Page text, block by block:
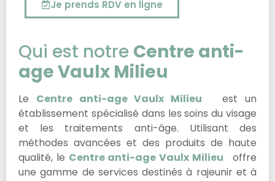
Je prends RDV en ligne
Qui est notre Centre anti-
age Vaulx Milieu
Le Centre anti-age Vaulx Milieu
est un
établissement spécialisé dans les soins du visage
et les traitements anti-âge. Utilisant des
méthodes avancées et des produits de haute
qualité, le Centre anti-age Vaulx Milieu
offre
une gamme de services destinés à rajeunir et à